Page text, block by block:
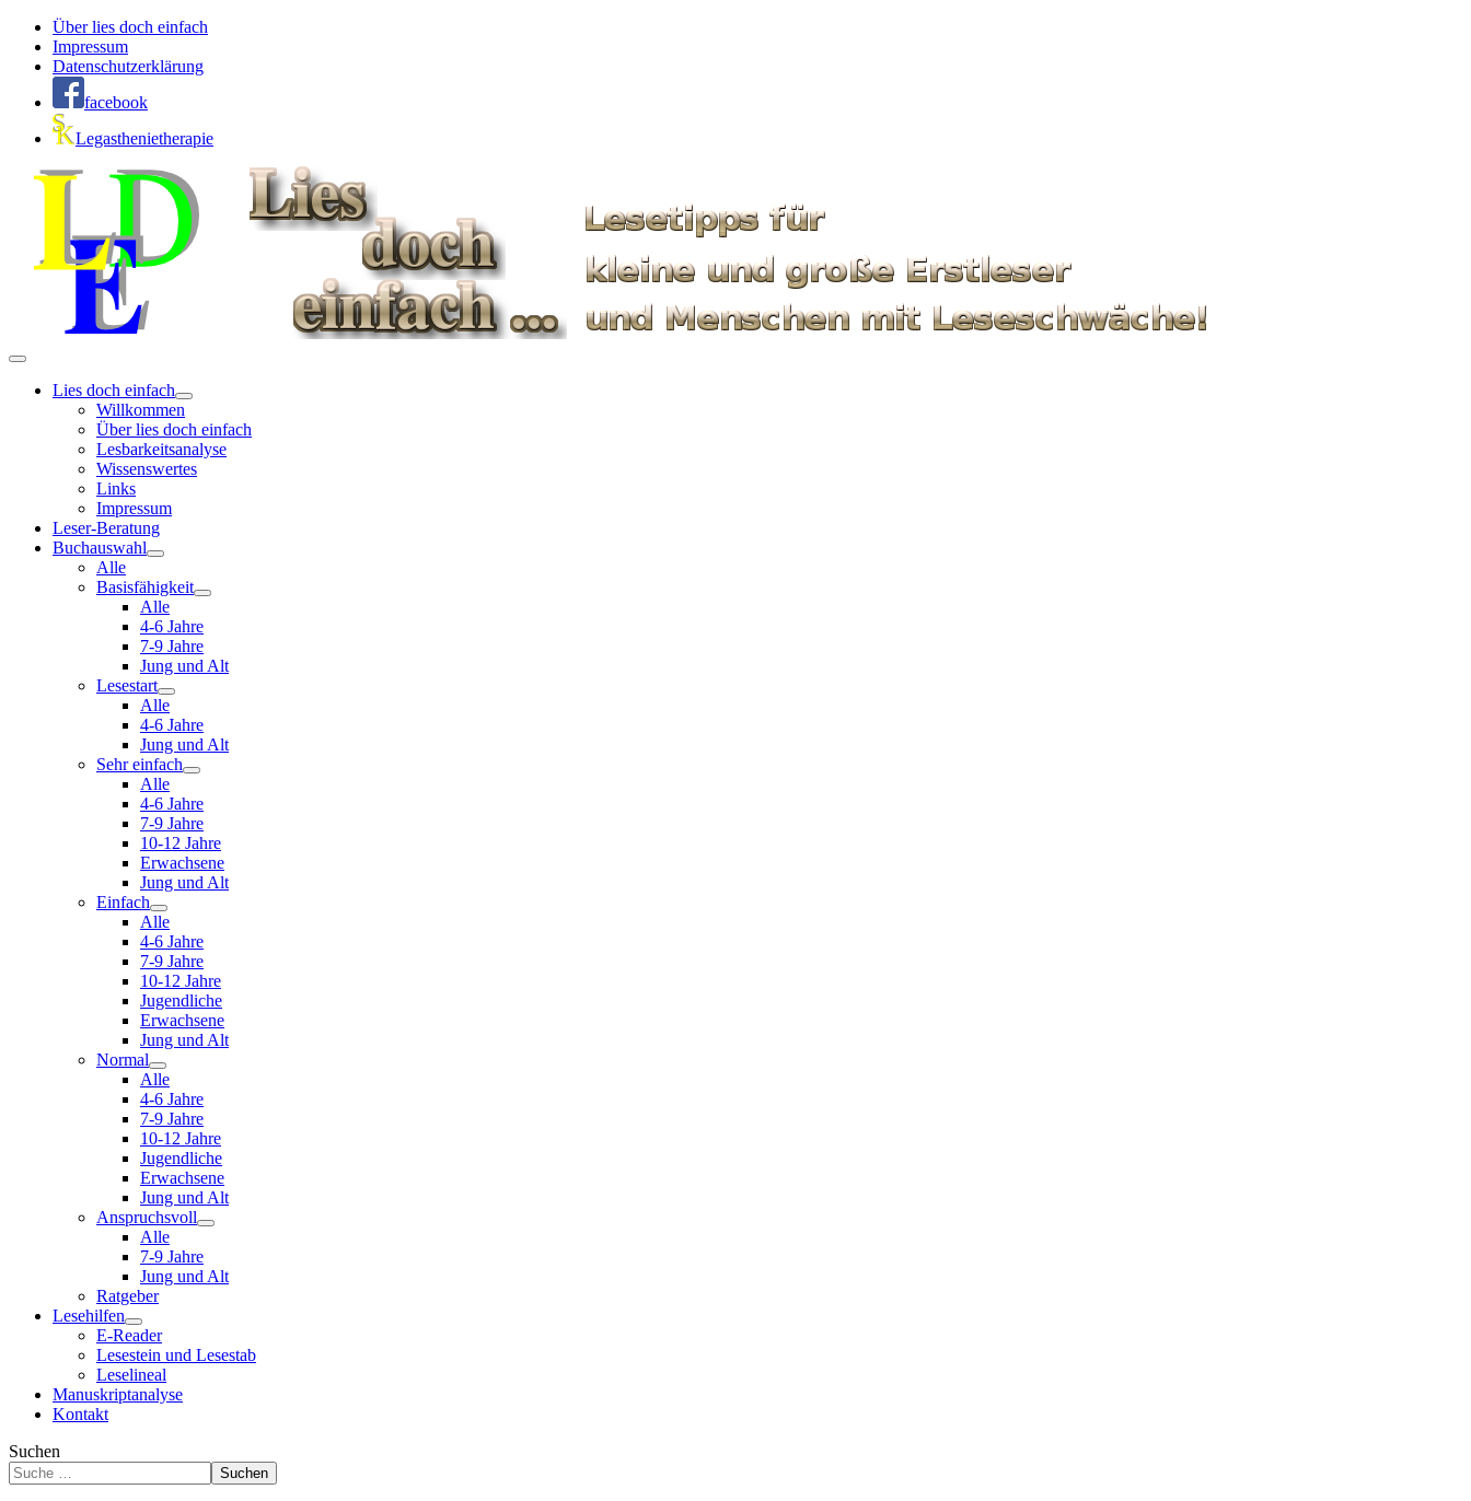
Über lies doch einfach
Impressum
Datenschutzerklärung
facebook
Legasthenietherapie
Lies doch einfach
Willkommen
Über lies doch einfach
Lesbarkeitsanalyse
Wissenswertes
Links
Impressum
Leser-Beratung
Buchauswahl
Alle
Basisfähigkeit
Alle
4-6 Jahre
7-9 Jahre
Jung und Alt
Lesestart
Alle
4-6 Jahre
Jung und Alt
Sehr einfach
Alle
4-6 Jahre
7-9 Jahre
10-12 Jahre
Erwachsene
Jung und Alt
Einfach
Alle
4-6 Jahre
7-9 Jahre
10-12 Jahre
Jugendliche
Erwachsene
Jung und Alt
Normal
Alle
4-6 Jahre
7-9 Jahre
10-12 Jahre
Jugendliche
Erwachsene
Jung und Alt
Anspruchsvoll
Alle
7-9 Jahre
Jung und Alt
Ratgeber
Lesehilfen
E-Reader
Lesestein und Lesestab
Leselineal
Manuskriptanalyse
Kontakt
Suchen
Suchen